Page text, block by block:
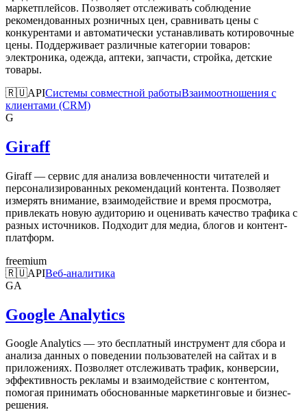
маркетплейсов. Позволяет отслеживать соблюдение
рекомендованных розничных цен, сравнивать цены с
конкурентами и автоматически устанавливать котировочные
цены. Поддерживает различные категории товаров:
электроника, одежда, аптеки, запчасти, стройка, детские
товары.
🇷🇺APIСистемы совместной работыВзаимоотношения с
клиентами (CRM)
G
Giraff
Giraff — сервис для анализа вовлеченности читателей и
персонализированных рекомендаций контента. Позволяет
измерять внимание, взаимодействие и время просмотра,
привлекать новую аудиторию и оценивать качество трафика с
разных источников. Подходит для медиа, блогов и контент-
платформ.
freemium
🇷🇺APIВеб-аналитика
GA
Google Analytics
Google Analytics — это бесплатный инструмент для сбора и
анализа данных о поведении пользователей на сайтах и в
приложениях. Позволяет отслеживать трафик, конверсии,
эффективность рекламы и взаимодействие с контентом,
помогая принимать обоснованные маркетинговые и бизнес-
решения.